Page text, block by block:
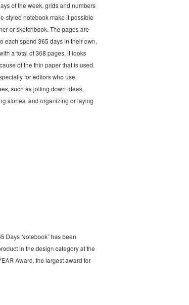
of the week, grids and numbers
styled notebook make it possible
or sketchbook. The pages are
each spend 365 days in their own,
a total of 368 pages, it looks
of the thin paper that is used.
for editors who use
such as jotting down ideas,
stories, and organizing or laying
Days Notebook” has been
in the design category at the
Award, the largest award for